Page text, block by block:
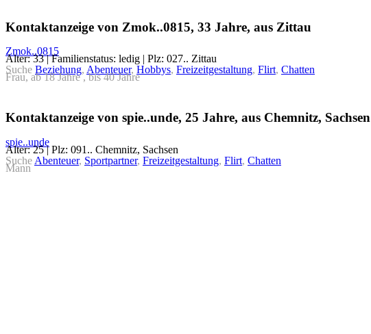
Kontaktanzeige von Zmok..0815, 33 Jahre, aus Zittau
Zmok..0815
Alter: 33 | Familienstatus: ledig | Plz: 027.. Zittau
Suche Beziehung, Abenteuer, Hobbys, Freizeitgestaltung, Flirt, Chatten
Frau, ab 18 Jahre , bis 40 Jahre
Kontaktanzeige von spie..unde, 25 Jahre, aus Chemnitz, Sachsen
spie..unde
Alter: 25 | Plz: 091.. Chemnitz, Sachsen
Suche Abenteuer, Sportpartner, Freizeitgestaltung, Flirt, Chatten
Mann